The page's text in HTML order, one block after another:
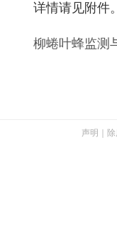
详情请见附件。
柳蜷叶蜂监测
声明｜